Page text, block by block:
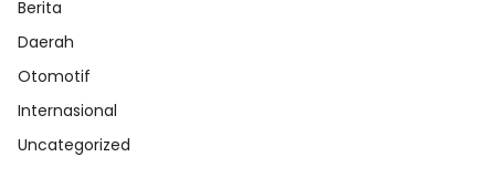
Berita
Daerah
Otomotif
Internasional
Uncategorized